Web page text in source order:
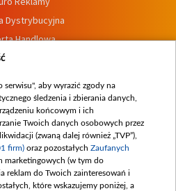
Dystrybucyjna
Handlowa
wewnętrznych
aby wyrazić zgody na
śledzenia i zbierania danych,
końcowym i ich
Twoich danych osobowych przez
(zwaną dalej również „TVP”),
firm) oraz pozostałych Zaufanych
marketingowych (w tym do
reklam do Twoich zainteresowań i
które wskazujemy poniżej, a